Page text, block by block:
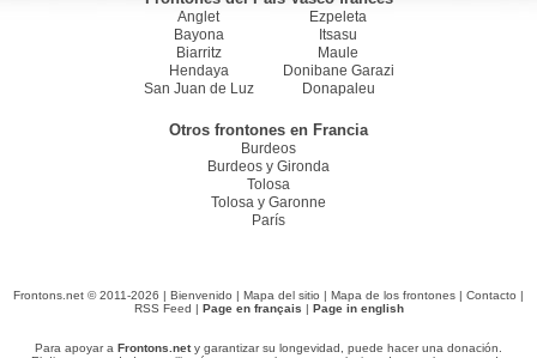
Anglet
Bayona
Biarritz
Hendaya
San Juan de Luz
Ezpeleta
Itsasu
Maule
Donibane Garazi
Donapaleu
Otros frontones en Francia
Burdeos
Burdeos y Gironda
Tolosa
Tolosa y Garonne
París
Frontons.net © 2011-2026 | Bienvenido | Mapa del sitio | Mapa de los frontones | Contacto |
RSS Feed | Page en français | Page in english
Para apoyar a Frontons.nety garantizar su longevidad, puede hacer una donación.